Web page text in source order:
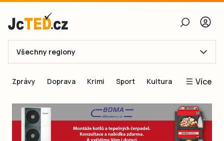
E-mail
Obnovit heslo
Všechny regiony
Zprávy Doprava Krimi Sport Kultura Více
Blogy
Inspirace
Čtenáři píší